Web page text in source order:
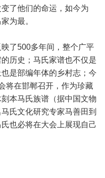
了他们的命运，如今为
为最。
了500多年间，整个广平
历史；马氏家谱也不仅是
是部编年体的乡村志；今
将在邯郸召开，作为珍藏
本马氏族谱（据中国文物
氏文化研究专家马善田到
也必将在大会上展现自己